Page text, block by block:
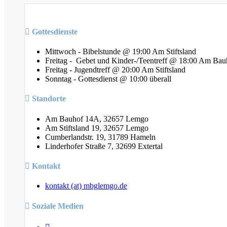
Gottesdienste
Mittwoch - Bibelstunde @ 19:00 Am Stiftsland
Freitag - Gebet und Kinder-/Teentreff @ 18:00 Am
Freitag - Jugendtreff @ 20:00 Am Stiftsland
Sonntag - Gottesdienst @ 10:00 überall
Standorte
Am Bauhof 14A, 32657 Lemgo
Am Stiftsland 19, 32657 Lemgo
Cumberlandstr. 19, 31789 Hameln
Linderhofer Straße 7, 32699 Extertal
Kontakt
kontakt (at) mbglemgo.de
Soziale Medien